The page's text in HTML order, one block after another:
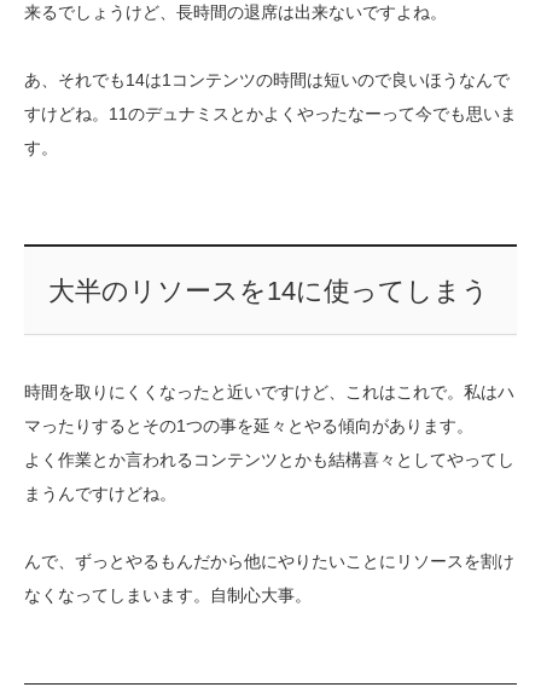
来るでしょうけど、長時間の退席は出来ないですよね。
あ、それでも14は1コンテンツの時間は短いので良いほうなんで
すけどね。11のデュナミスとかよくやったなーって今でも思いま
す。
大半のリソースを14に使ってしまう
時間を取りにくくなったと近いですけど、これはこれで。私はハ
マったりするとその1つの事を延々とやる傾向があります。
よく作業とか言われるコンテンツとかも結構喜々としてやってし
まうんですけどね。
んで、ずっとやるもんだから他にやりたいことにリソースを割け
なくなってしまいます。自制心大事。